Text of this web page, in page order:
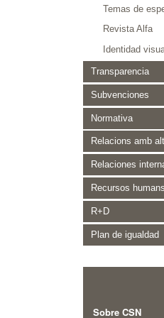
Temas de
Revista Alfa
Identidad
Transparencia
Subvenciones
Normativa
Relacions amb
Relaciones
Recursos humans
R+D
Plan de igualdad
Sobre CSN